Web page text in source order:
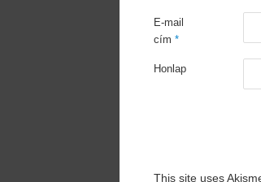
E-mail
cím *
Honlap
This site uses